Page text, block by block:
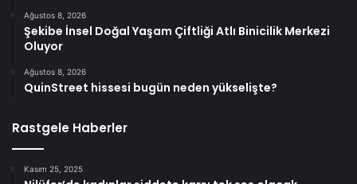
Ağustos 8, 2026
Şekibe İnsel Doğal Yaşam Çiftliği Atlı Binicilik Merkezi
Oluyor
Ağustos 8, 2026
QuinStreet hissesi bugün neden yükselişte?
Rastgele Haberler
Kasım 25, 2025